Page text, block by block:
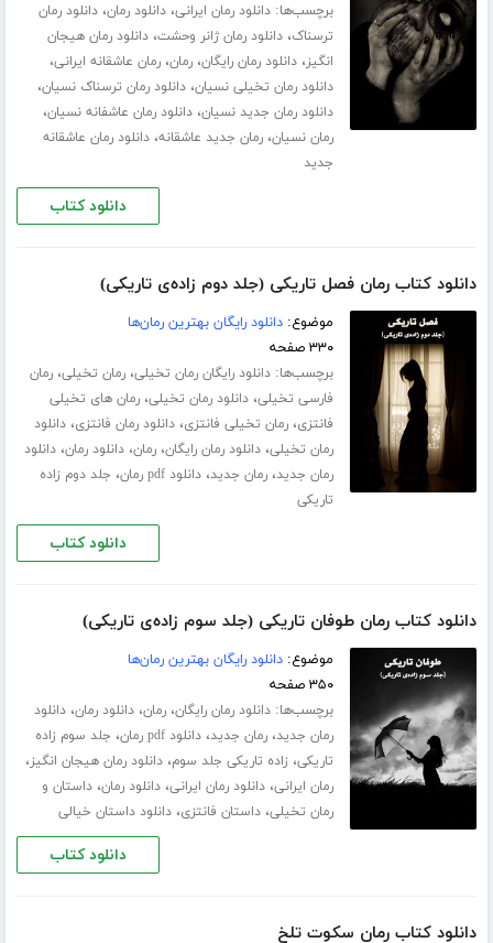
برچسب‌ها:دانلود رمان ایرانی،دانلود رمان،دانلود رمان
ترسناک،دانلود رمان ژانر وحشت،دانلود رمان هیجان
انگیز،دانلود رمان رایگان،رمان،رمان عاشقانه ایرانی،
دانلود رمان تخیلی نسیان،دانلود رمان ترسناک نسیان،
دانلود رمان جدید نسیان،دانلود رمان عاشفانه نسیان،
رمان نسیان،رمان جدید عاشقانه،دانلود رمان عاشقانه
جدید
دانلود کتاب
دانلود کتاب رمان فصل تاریکی (جلد دوم زاده‌ی تاریکی)
موضوع:دانلود رایگان بهترین رمان‌ها
۳۳۰ صفحه
برچسب‌ها:دانلود رایگان رمان تخیلی،رمان تخیلی،رمان
فارسی تخیلی،دانلود رمان تخیلی،رمان های تخیلی
فانتزی،رمان تخیلی فانتزی،دانلود رمان فانتزی،دانلود
رمان تخیلی،دانلود رمان رایگان،رمان،دانلود رمان،دانلود
رمان جدید،رمان جدید،دانلود pdf رمان ، جلد دوم زاده
تاریکی
دانلود کتاب
دانلود کتاب رمان طوفان تاریکی (جلد سوم زاده‌ی تاریکی)
موضوع:دانلود رایگان بهترین رمان‌ها
۳۵۰ صفحه
برچسب‌ها:دانلود رمان رایگان،رمان،دانلود رمان،دانلود
رمان جدید،رمان جدید،دانلود pdf رمان ، جلد سوم زاده
تاریکی، زاده تاریکی جلد سوم،دانلود رمان هیجان انگیز،
رمان ایرانی،دانلود رمان ایرانی،دانلود رمان،داستان و
رمان تخیلی،داستان فانتزی،دانلود داستان خیالی
دانلود کتاب
دانلود کتاب رمان سکوت تلخ